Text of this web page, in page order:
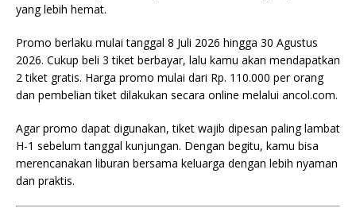
yang lebih hemat.
Promo berlaku mulai tanggal 8 Juli 2026 hingga 30 Agustus
2026. Cukup beli 3 tiket berbayar, lalu kamu akan mendapatkan
2 tiket gratis. Harga promo mulai dari Rp. 110.000 per orang
dan pembelian tiket dilakukan secara online melalui ancol.com.
Agar promo dapat digunakan, tiket wajib dipesan paling lambat
H-1 sebelum tanggal kunjungan. Dengan begitu, kamu bisa
merencanakan liburan bersama keluarga dengan lebih nyaman
dan praktis.